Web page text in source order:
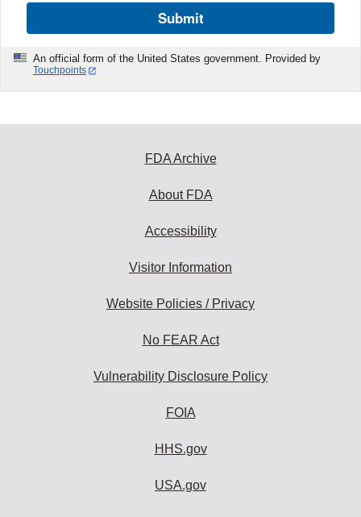
Submit
An official form of the United States government. Provided by
Touchpoints
FDA Archive
About FDA
Accessibility
Visitor Information
Website Policies / Privacy
No FEAR Act
Vulnerability Disclosure Policy
FOIA
HHS.gov
USA.gov